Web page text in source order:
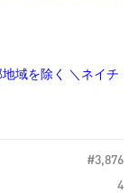
域を除く ＼ネイチ
#3,876
4